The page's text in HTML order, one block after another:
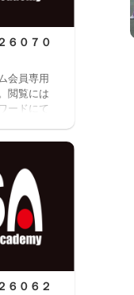
６０７０
会員専用
閲覧には
ードにて
ンユーザ
ドレスパ
態を保存
６０６２